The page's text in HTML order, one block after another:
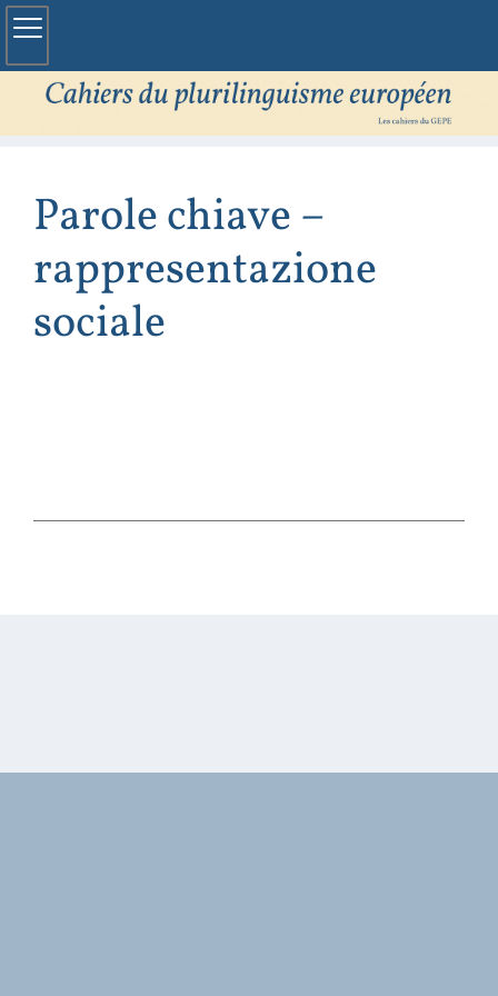
Parole chiave –
rappresentazione
sociale